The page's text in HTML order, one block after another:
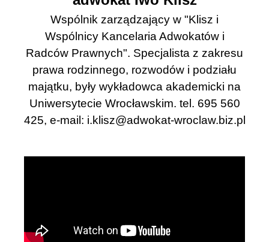
Wspólnik zarządzający w "Klisz i
Wspólnicy Kancelaria Adwokatów i
Radców Prawnych". Specjalista z zakresu
prawa rodzinnego, rozwodów i podziału
majątku, były wykładowca akademicki na
Uniwersytecie Wrocławskim. tel. 695 560
425, e-mail: i.klisz@adwokat-wroclaw.biz.pl